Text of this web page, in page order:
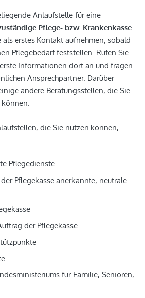
Anlaufstelle für eine
Pflege- bzw. Krankenkasse.
erstes Kontakt aufnehmen, sobald
Pflegebedarf feststellen. Rufen Sie
Informationen dort an und fragen
Ansprechpartner. Darüber
andere Beratungsstellen, die Sie
die Sie nutzen können,
Pflegedienste
Pflegekasse anerkannte, neutrale
der Pflegekasse
für Familie, Senioren,